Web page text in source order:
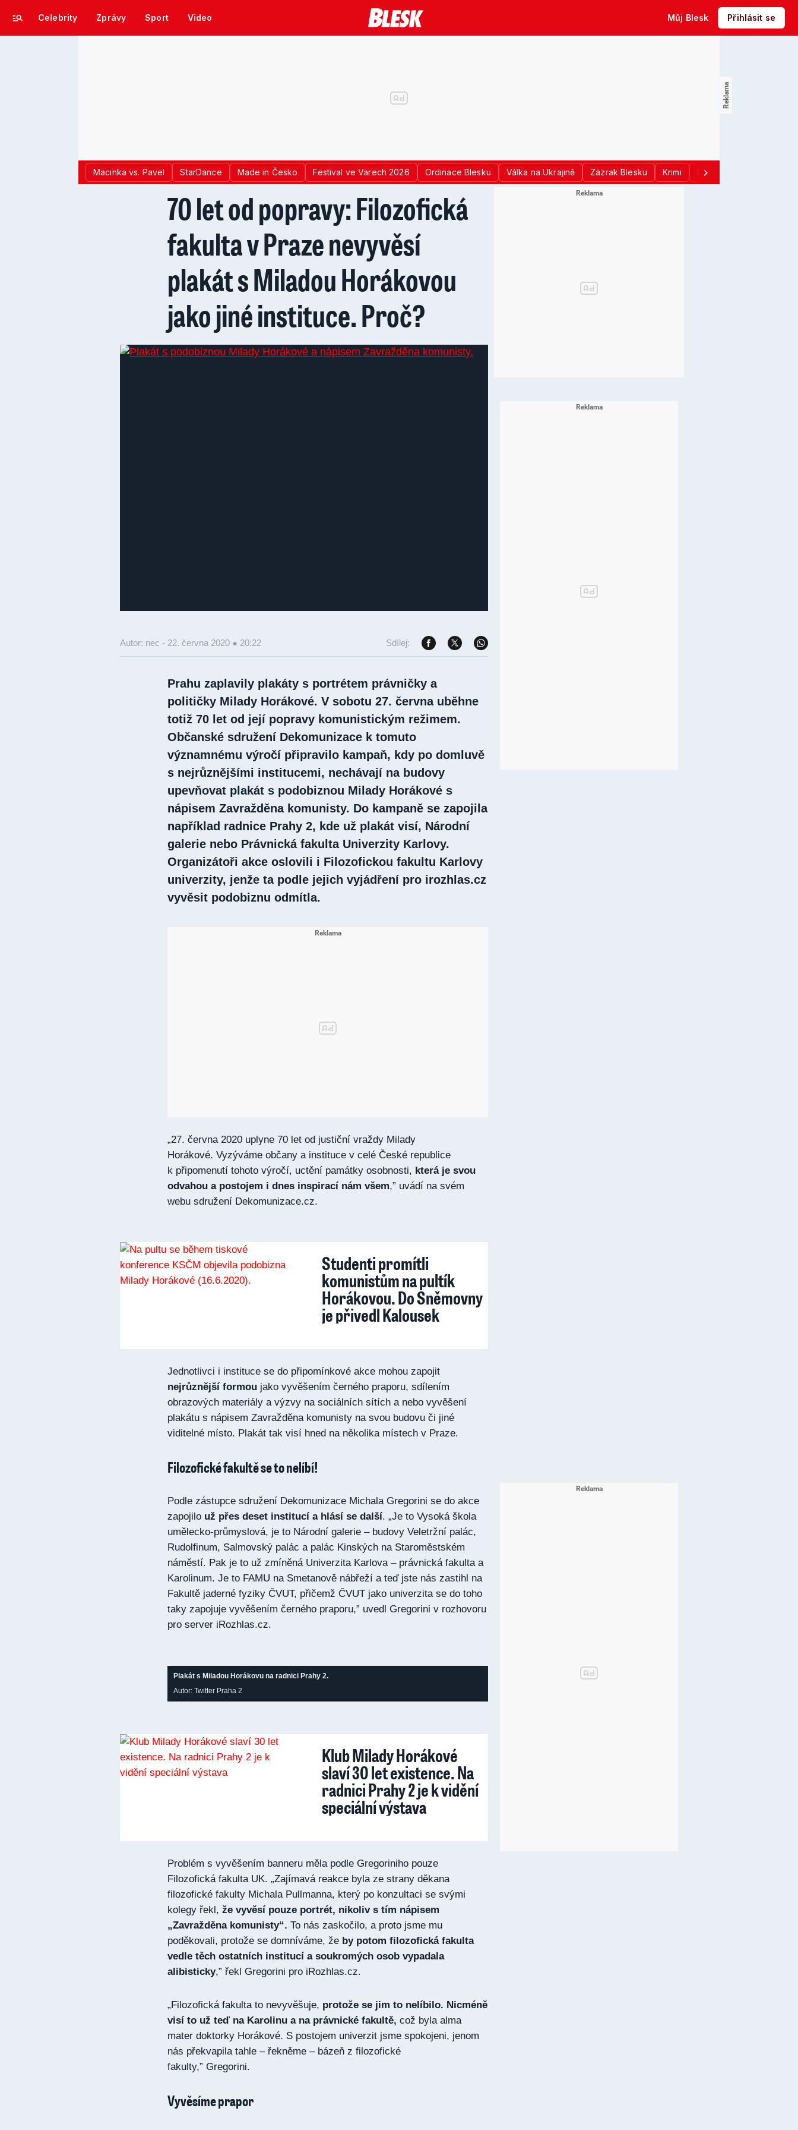
Celebrity Zprávy Sport Video Můj Blesk Přihlásit se
Macinka vs. Pavel StarDance Made in Česko Festival ve Varech 2026 Ordinace Blesku Válka na Ukrajině Zázrak Blesku Krimi Donald Trump
70 let od popravy: Filozofická
fakulta v Praze nevyvěsí
plakát s Miladou Horákovou
jako jiné instituce. Proč?
Autor: nec - 22. června 2020 ● 20:22 Sdílej:
Prahu zaplavily plakáty s portrétem právničky a
političky Milady Horákové. V sobotu 27. června uběhne
totiž 70 let od její popravy komunistickým režimem.
Občanské sdružení Dekomunizace k tomuto
významnému výročí připravilo kampaň, kdy po domluvě
s nejrůznějšími institucemi, nechávají na budovy
upevňovat plakát s podobiznou Milady Horákové s
nápisem Zavražděna komunisty. Do kampaně se zapojila
například radnice Prahy 2, kde už plakát visí, Národní
galerie nebo Právnická fakulta Univerzity Karlovy.
Organizátoři akce oslovili i Filozofickou fakultu Karlovy
univerzity, jenže ta podle jejich vyjádření pro irozhlas.cz
vyvěsit podobiznu odmítla.
„27. června 2020 uplyne 70 let od justiční vraždy Milady
Horákové. Vyzýváme občany a instituce v celé České republice
k připomenutí tohoto výročí, uctění památky osobnosti, která je svou
odvahou a postojem i dnes inspirací nám všem,” uvádí na svém
webu sdružení Dekomunizace.cz.
Studenti promítli
komunistům na pultík
Horákovou. Do Sněmovny
je přivedl Kalousek
Jednotlivci i instituce se do připomínkové akce mohou zapojit
nejrůznější formou jako vyvěšením černého praporu, sdílením
obrazových materiály a výzvy na sociálních sítích a nebo vyvěšení
plakátu s nápisem Zavražděna komunisty na svou budovu či jiné
viditelné místo. Plakát tak visí hned na několika místech v Praze.
Filozofické fakultě se to nelíbí!
Podle zástupce sdružení Dekomunizace Michala Gregorini se do akce
zapojilo už přes deset institucí a hlásí se další. „Je to Vysoká škola
umělecko-průmyslová, je to Národní galerie – budovy Veletržní palác,
Rudolfinum, Salmovský palác a palác Kinských na Staroměstském
náměstí. Pak je to už zmíněná Univerzita Karlova – právnická fakulta a
Karolinum. Je to FAMU na Smetanově nábřeží a teď jste nás zastihl na
Fakultě jaderné fyziky ČVUT, přičemž ČVUT jako univerzita se do toho
taky zapojuje vyvěšením černého praporu,” uvedl Gregorini v rozhovoru
pro server iRozhlas.cz.
Plakát s Miladou Horákovu na radnici Prahy 2.
Autor: Twitter Praha 2
Klub Milady Horákové
slaví 30 let existence. Na
radnici Prahy 2 je k vidění
speciální výstava
Problém s vyvěšením banneru měla podle Gregoriniho pouze
Filozofická fakulta UK. „Zajímavá reakce byla ze strany děkana
filozofické fakulty Michala Pullmanna, který po konzultaci se svými
kolegy řekl, že vyvěsí pouze portrét, nikoliv s tím nápisem
„Zavražděna komunisty“. To nás zaskočilo, a proto jsme mu
poděkovali, protože se domníváme, že by potom filozofická fakulta
vedle těch ostatních institucí a soukromých osob vypadala
alibisticky,” řekl Gregorini pro iRozhlas.cz.
„Filozofická fakulta to nevyvěšuje, protože se jim to nelíbilo. Nicméně
visí to už teď na Karolinu a na právnické fakultě, což byla alma
mater doktorky Horákové. S postojem univerzit jsme spokojeni, jenom
nás překvapila tahle – řekněme – bázeň z filozofické
fakulty,” Gregorini.
Vyvěsíme prapor